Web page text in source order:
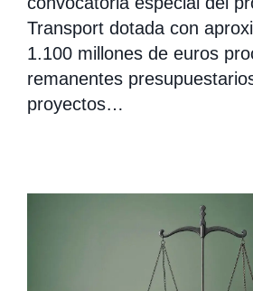
Transport dotada con
1.100 millones de euros
remanentes
proyectos…